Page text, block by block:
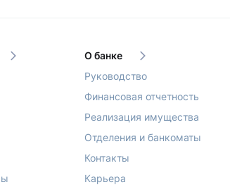
О банке
Руководство
Финансовая отчетность
Реализация имущества
Отделения и банкоматы
Контакты
Карьера